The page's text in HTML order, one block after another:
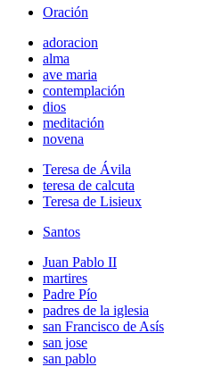
Oración
adoracion
alma
ave maria
contemplación
dios
meditación
novena
Teresa de Ávila
teresa de calcuta
Teresa de Lisieux
Santos
Juan Pablo II
martires
Padre Pío
padres de la iglesia
san Francisco de Asís
san jose
san pablo